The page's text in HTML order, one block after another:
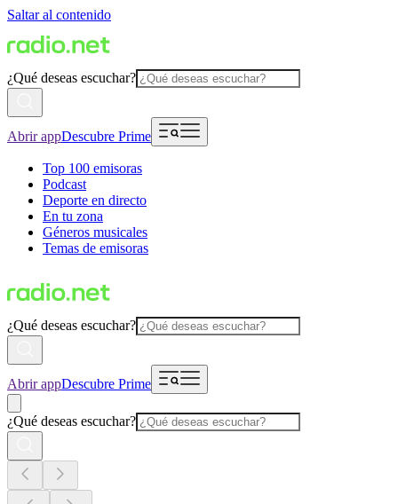
Saltar al contenido
¿Qué deseas escuchar?
Abrir appDescubre Prime
Top 100 emisoras
Podcast
Deporte en directo
En tu zona
Géneros musicales
Temas de emisoras
¿Qué deseas escuchar?
Abrir appDescubre Prime
¿Qué deseas escuchar?